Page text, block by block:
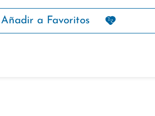
Añadir a Favoritos